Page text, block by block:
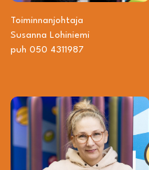
Toiminnanjohtaja
Susanna Lohiniemi
puh 050 4311987